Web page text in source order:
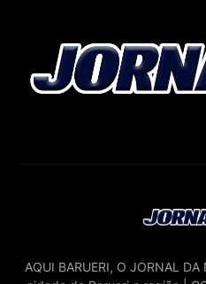
AQUI BARUERI, O JORNAL